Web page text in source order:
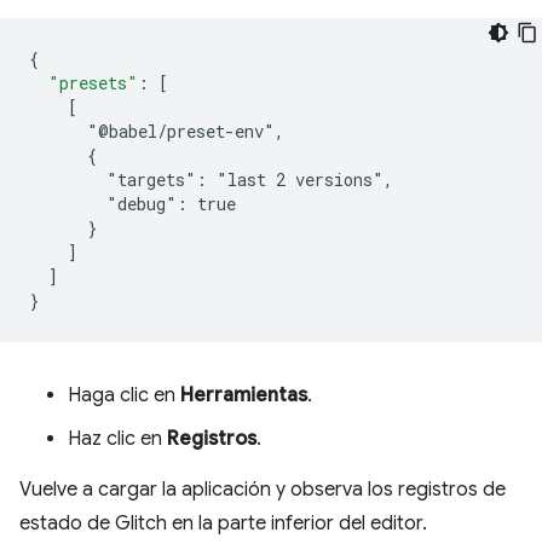
{
"presets" :
[
    [
      "@babel/preset-env",
      {
        "targets": "last 2 versions",
        "debug": true
      }
]
]
}
Haga clic en Herramientas.
Haz clic en Registros.
Vuelve a cargar la aplicación y observa los registros de
estado de Glitch en la parte inferior del editor.